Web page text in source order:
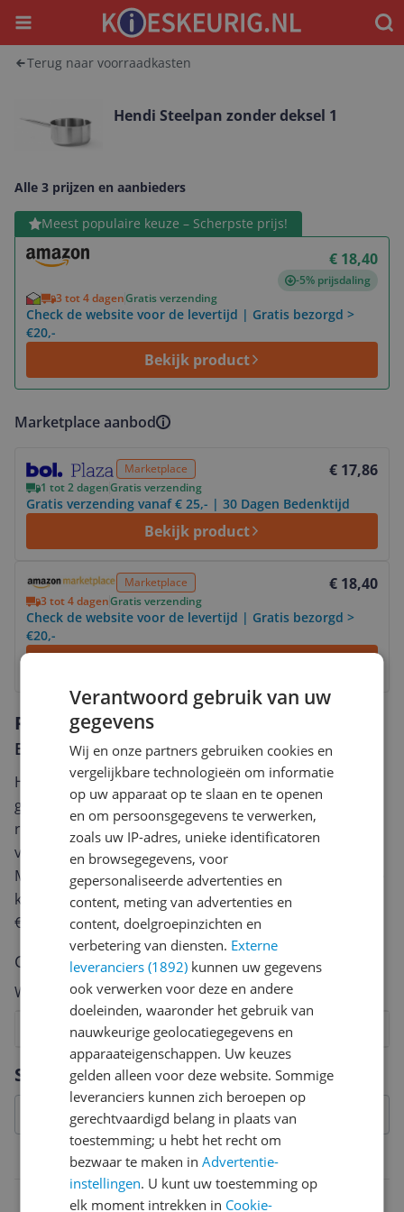
Menu
Terug naar voorraadkasten
Hendi Steelpan zonder deksel 1
Alle 3 prijzen en aanbieders
Meest populaire keuze – Scherpste prijs!
€ 18,40
-5% prijsdaling
3 tot 4 dagenGratis verzending
Check de website voor de levertijd | Gratis bezorgd >
€20,-
Bekijk product
Bekijk product
Marketplace aanbod
Marketplace € 17,86
1 tot 2 dagenGratis verzending
Gratis verzending vanaf € 25,- | 30 Dagen Bedenktijd
Bekijk product
Marketplace € 18,40
3 tot 4 dagenGratis verzending
Check de website voor de levertijd | Gratis bezorgd >
€20,-
Specificaties
Belangrijkste kenmerken
Reviews
Er zijn nog geen reviews geschreven
Heb jij dit product in bezit en wil je graag je mening
geven? Start dan hieronder met het schrijven van je
review. Afhankelijk van de details duurt het schrijven
van een review gemiddeld tussen de 3 en 10 minuten.
Met jouw mening help je andere bezoekers een betere
keuze te maken én maak je iedere maand kans op
€250,-!
Klik hier voor de actievoorwaarden.
Cijfer
Welk cijfer geef jij dit product?
8
7
6
5
4
3
2
Vraag 1 van 4
Verantwoord gebruik van uw
gegevens
Wij en onze partners gebruiken cookies en
vergelijkbare technologieën om informatie
op uw apparaat op te slaan en te openen
en om persoonsgegevens te verwerken,
zoals uw IP-adres, unieke identificatoren
en browsegegevens, voor
gepersonaliseerde advertenties en
content, meting van advertenties en
content, doelgroepinzichten en
verbetering van diensten. Externe
leveranciers (1892) kunnen uw gegevens
ook verwerken voor deze en andere
doeleinden, waaronder het gebruik van
nauwkeurige geolocatiegegevens en
apparaateigenschappen. Uw keuzes
gelden alleen voor deze website. Sommige
leveranciers kunnen zich beroepen op
gerechtvaardigd belang in plaats van
toestemming; u hebt het recht om
bezwaar te maken inAdvertentie-
instellingen. U kunt uw toestemming op
elk moment intrekken in Cookie-